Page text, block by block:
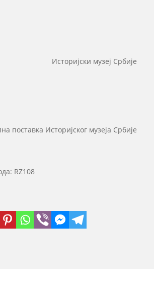
Историјски музеј Србије
поставка Историјског музеја Србије
RZ108